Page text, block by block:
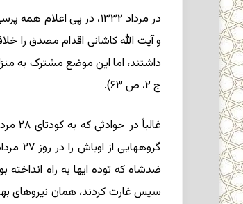
در مرداد ۱۳۳۲، در پی
ج ۲، ص ۶۳).